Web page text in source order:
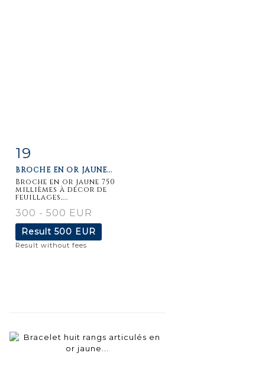
Item detail
19
BROCHE EN OR JAUNE...
Broche en or jaune 750
millièmes à décor de
feuillages,...
300 - 500 EUR
Result 500 EUR
Result without fees